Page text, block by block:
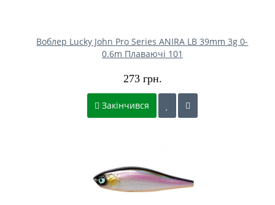
Воблер Lucky John Pro Series ANIRA LB 39mm 3g 0-
0.6m Плаваючі 101
273 грн.
Закінчився